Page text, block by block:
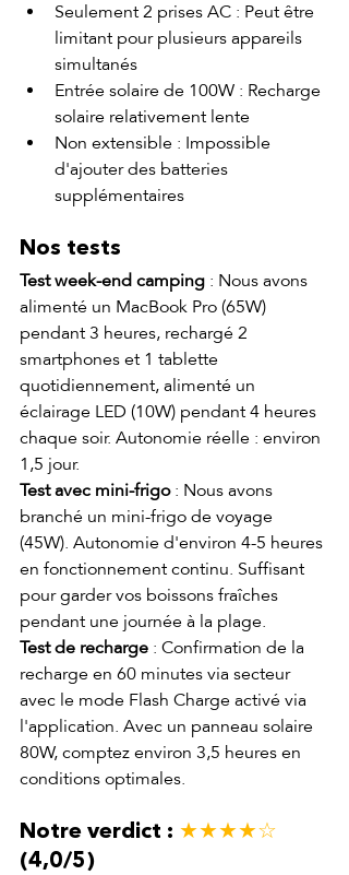
Seulement 2 prises AC : Peut être
limitant pour plusieurs appareils
simultanés
Entrée solaire de 100W : Recharge
solaire relativement lente
Non extensible : Impossible
d'ajouter des batteries
supplémentaires
Nos tests
Test week-end camping : Nous avons
alimenté un MacBook Pro (65W)
pendant 3 heures, rechargé 2
smartphones et 1 tablette
quotidiennement, alimenté un
éclairage LED (10W) pendant 4 heures
chaque soir. Autonomie réelle : environ
1,5 jour.
Test avec mini-frigo : Nous avons
branché un mini-frigo de voyage
(45W). Autonomie d'environ 4-5 heures
en fonctionnement continu. Suffisant
pour garder vos boissons fraîches
pendant une journée à la plage.
Test de recharge : Confirmation de la
recharge en 60 minutes via secteur
avec le mode Flash Charge activé via
l'application. Avec un panneau solaire
80W, comptez environ 3,5 heures en
conditions optimales.
Notre verdict : ★★★★☆
(4,0/5)